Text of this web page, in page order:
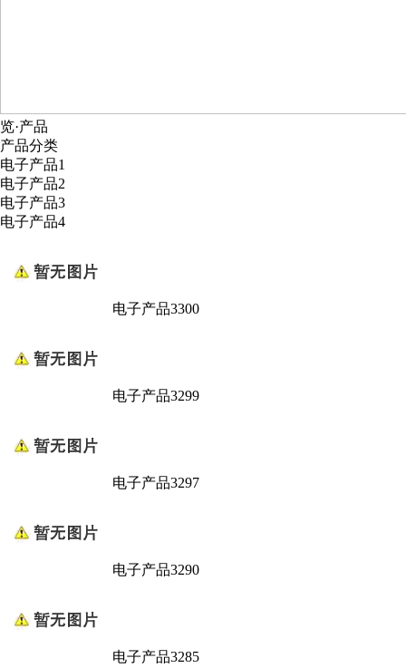
览·产品
产品分类
电子产品1
电子产品2
电子产品3
电子产品4
电子产品3300
电子产品3299
电子产品3297
电子产品3290
电子产品3285